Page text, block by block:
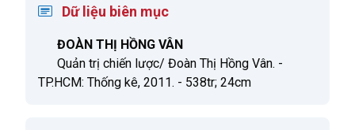
Dữ liệu biên mục
ĐOÀN THỊ HỒNG VÂN
Quản trị chiến lược/ Đoàn Thị Hồng Vân. -
TP.HCM: Thống kê, 2011. - 538tr; 24cm